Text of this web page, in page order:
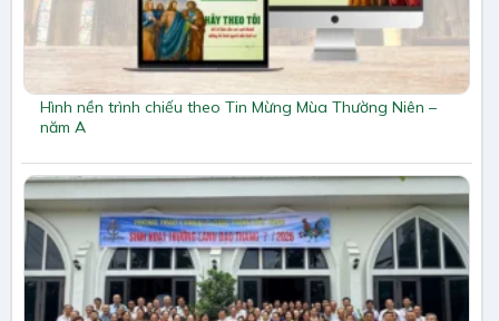
Hình nền trình chiếu theo Tin Mừng Mùa Thường Niên –
năm A